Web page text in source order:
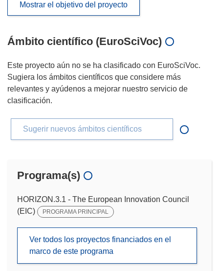
Mostrar el objetivo del proyecto
Ámbito científico (EuroSciVoc)
Este proyecto aún no se ha clasificado con EuroSciVoc.
Sugiera los ámbitos científicos que considere más
relevantes y ayúdenos a mejorar nuestro servicio de
clasificación.
Sugerir nuevos ámbitos científicos
Programa(s)
HORIZON.3.1 - The European Innovation Council
(EIC)
PROGRAMA PRINCIPAL
Ver todos los proyectos financiados en el
marco de este programa